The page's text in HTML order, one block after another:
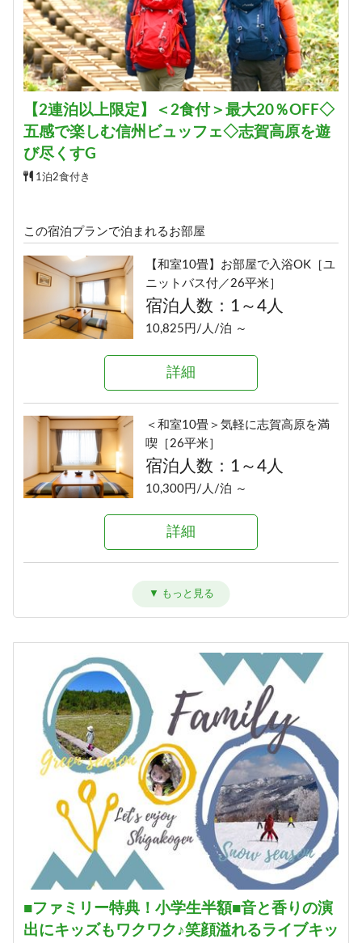
11,160円/人/泊 ～
詳細
【ツイン】ふたり旅にちょうどい
い［ユニットバス／21平米］
■和洋室■三世代旅行にオススメ
［洗い場付バス／36平米］
宿泊人数：2～5人
12,160円/人/泊 ～
詳細
■デラックス和洋室■ゲレンデビュ
ー［洗い場付バス／54平米］
宿泊人数：2～5人
13,160円/人/泊 ～
詳細
【2連泊以上限定】＜2食付＞最大20％OFF◇
五感で楽しむ信州ビュッフェ◇志賀高原を遊
び尽くすG
1泊2食付き
この宿泊プランで泊まれるお部屋
【和室10畳】お部屋で入浴OK［ユ
ニットバス付／26平米］
宿泊人数：1～4人
10,825円/人/泊 ～
詳細
＜和室10畳＞気軽に志賀高原を満
喫［26平米］
宿泊人数：1～4人
10,300円/人/泊 ～
詳細
詳細
【和室13畳】＜角部屋・眺望抜群
＞ゲレンデビュー［30平米］
宿泊人数：2～5人
11,160円/人/泊 ～
詳細
【ツイン】ふたり旅にちょうどい
い［ユニットバス／21平米］
■ファミリー特典！小学生半額■音と香りの演
出にキッズもワクワク♪笑顔溢れるライブキッ